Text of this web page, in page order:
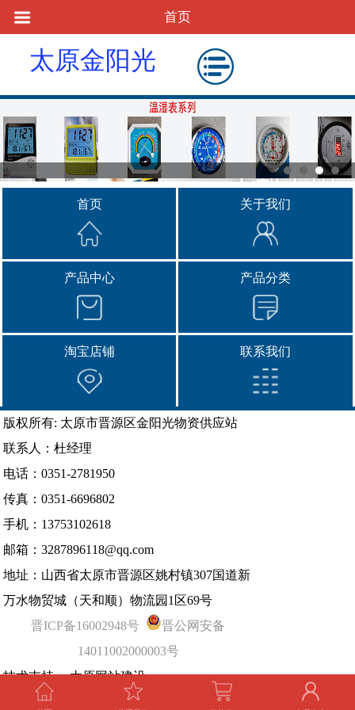
首页
太原金阳光
物资供应站
首页 关于我们
产品中心 产品分类
淘宝店铺 联系我们
版权所有: 太原市晋源区金阳光物资供应站
联系人：杜经理
电话：0351-2781950
传真：0351-6696802
手机：13753102618
邮箱：3287896118@qq.com
地址：山西省太原市晋源区姚村镇307国道新
万水物贸城（天和顺）物流园1区69号
晋ICP备16002948号
晋公网安备
14011002000003号
技术支持：太原网站建设